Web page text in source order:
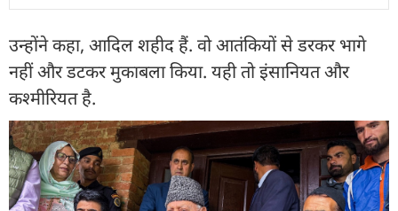
उन्होंने कहा, आदिल शहीद हैं. वो आतंकियों से डरकर भागे
नहीं और डटकर मुकाबला किया. यही तो इंसानियत और
कश्मीरियत है.